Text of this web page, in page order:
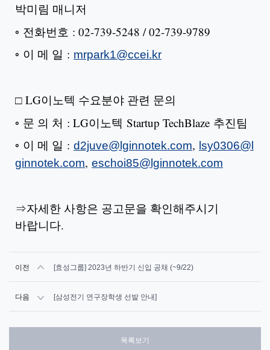
박미림 매니저
◦ 전화번호 : 02-739-5248 / 02-739-9789
◦ 이 메 일 : mrpark1@ccei.kr
□ LG이노텍 수요분야 관련 문의
◦ 문 의 처 : LG이노텍 Startup TechBlaze 추진팀
◦ 이 메 일 : d2juve@lginnotek.com, lsy0306@l
ginnotek.com, eschoi85@lginnotek.com
⇒자세한 사항은 공고문을 확인해주시기
바랍니다.
이전 [효성그룹] 2023년 하반기 신입 공채 (~9/22)
다음 [삼성전기 연구장학생 선발 안내]
목록보기